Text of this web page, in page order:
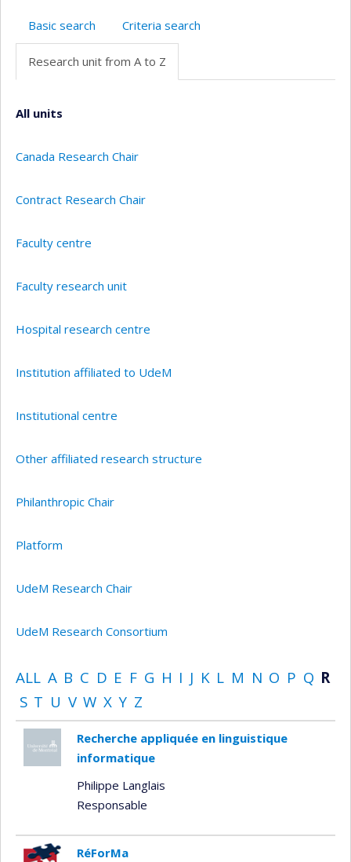
Basic search Criteria search
Research unit from A to Z
All units
Canada Research Chair
Contract Research Chair
Faculty centre
Faculty research unit
Hospital research centre
Institution affiliated to UdeM
Institutional centre
Other affiliated research structure
Philanthropic Chair
Platform
UdeM Research Chair
UdeM Research Consortium
ALL A B C D E F G H I J K L M N O P Q R
S T U V W X Y Z
Recherche appliquée en linguistique
informatique
Philippe Langlais
Responsable
RéForMa